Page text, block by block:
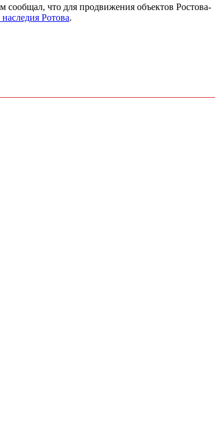
что для продвижения объектов Ростова-
Ротова.